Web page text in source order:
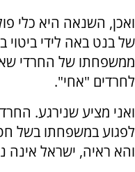
ואכן, השנאה היא כלי
של בנט באה לידי
ממשפחתו של החרדי
לחרדים "אחי".
ואני מציע שנירגע.
לפגוע במשפחתו בשל
והא ראיה, ישראל אינה